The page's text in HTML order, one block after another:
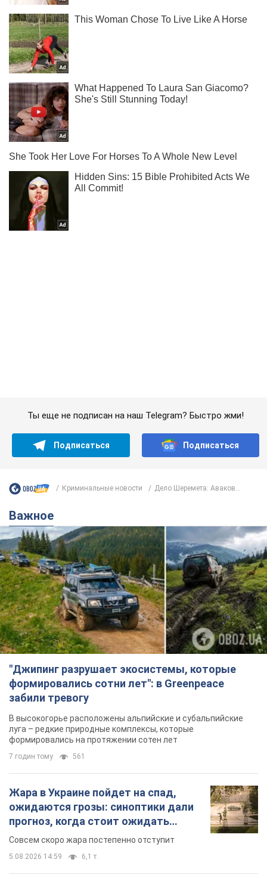
формировались сотни лет": в Greenpeace
забили тревогу
В высокогорье расположены альпийские и субальпийские
луга – редкие природные комплексы, которые
формировались на протяжении сотен лет
7 годин тому 561
Жара в Украине пойдет на спад,
ожидаются грозы: синоптики дали
прогноз, когда стоит ожидать
изменения погоды
Совсем скоро жара постепенно отступит
5.08.2026 14:59
"Или, может, я запугана с детства?"
Елена Зарецкая – об убийстве
бабушки-диссидентки Аллы
детьми
OBOZ.UA встретился с внучкой художницы-
5.08.2026 04:00